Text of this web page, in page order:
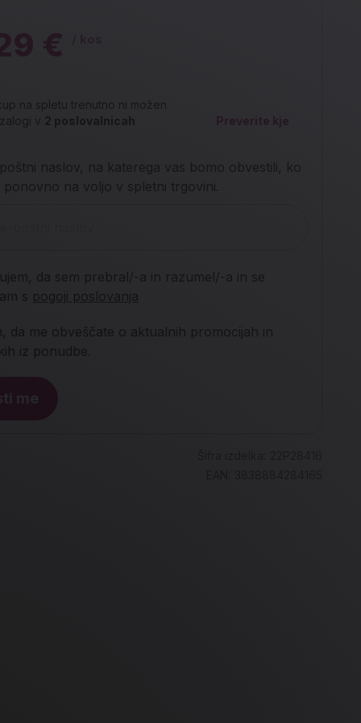
€
na spletu trenutno ni možen.
v 2 poslovalnicah Preverite kje
naslov, na katerega vas bomo obvestili, ko
ponovno na voljo v spletni trgovini.
da sem prebral/-a in razumel/-a in se
s pogoji poslovanja
da me obveščate o aktualnih promocijah in
iz ponudbe.
me